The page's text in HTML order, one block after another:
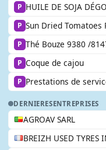
P HUILE DE SOJA
P Sun Dried Tomatoes
P Thé Bouze 9380 /
P Coque de cajou
P Prestations de
DERNIERESENTREPRISES
AGROAV SARL
BREIZH USED TYRES